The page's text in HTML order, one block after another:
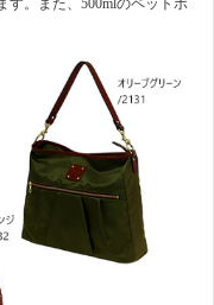
す。また、500mlのペットボ